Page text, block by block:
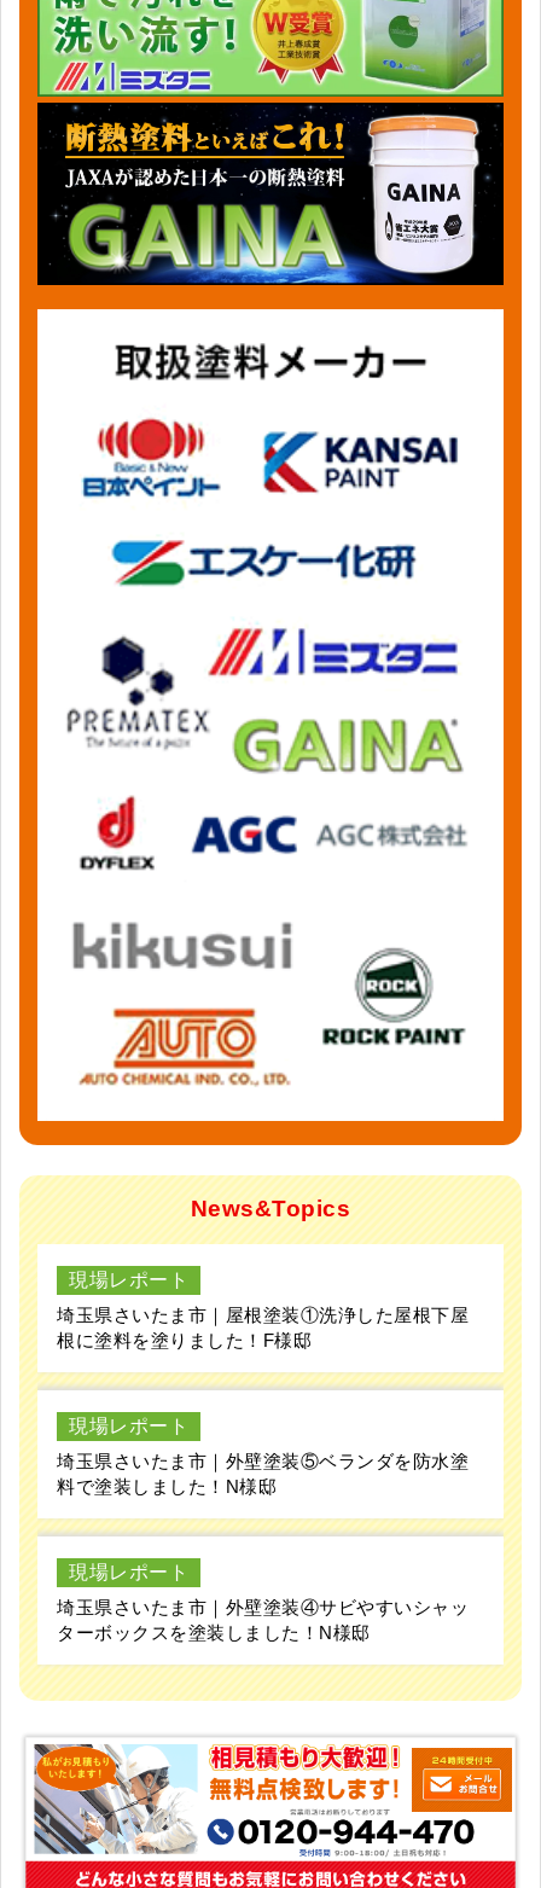
News&Topics
現場レポート
埼玉県さいたま市｜屋根塗装①洗浄した屋根下屋
根に塗料を塗りました！F様邸
現場レポート
埼玉県さいたま市｜外壁塗装⑤ベランダを防水塗
料で塗装しました！N様邸
現場レポート
埼玉県さいたま市｜外壁塗装④サビやすいシャッ
ターボックスを塗装しました！N様邸